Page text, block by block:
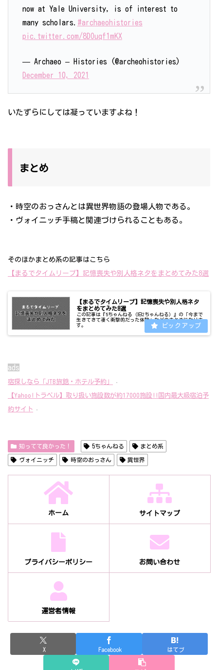
now at Yale University, is of interest to
many scholars. #archaeohistories
pic.twitter.com/8DOuqf1mKX
— Archaeo – Histories (@archeohistories)
December 10, 2021
いたずらにしては凝っていますよね！
まとめ
・時空のおっさんとは異世界物語の登場人物である。
・ヴォイニッチ手稿と関連づけられることもある。
そのほかまとめ系の記事はこちら
【まるでタイムリープ】記憶喪失や別人格ネタをまとめてみた8選
【まるでタイムリープ】記憶喪失や別人格ネタ
をまとめてみた8選
この記事は『5ちゃんねる（旧2ちゃんねる）』の「今まで
生きてきて凄く衝撃的だった体験」などのまとめになりま
す。
ads
宿探しなら「JTB旅館・ホテル予約」
【Yahoo!トラベル】取り扱い施設数が約17000施設!!国内最大級宿泊予
約サイト
知ってて良かった！ 5ちゃんねる まとめ系
ヴォイニッチ 時空のおっさん 異世界
ホーム サイトマップ
プライバシーポリシー お問い合わせ
運営者情報
X Facebook はてブ